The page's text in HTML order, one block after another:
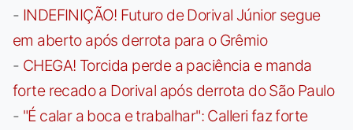
- INDEFINIÇÃO! Futuro de Dorival Júnior segue
em aberto após derrota para o Grêmio
- CHEGA! Torcida perde a paciência e manda
forte recado a Dorival após derrota do São Paulo
- "É calar a boca e trabalhar": Calleri faz forte